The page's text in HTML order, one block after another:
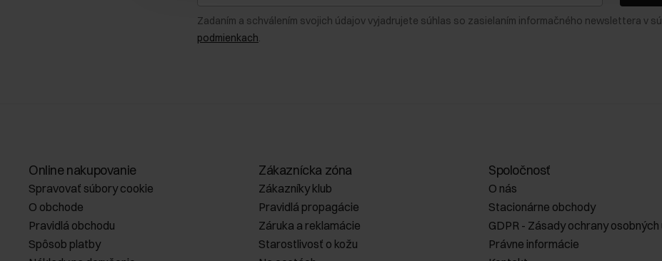
Zadaním a schválením svojich údajov vyjadrujete súhlas so zasielaním informačného newslettera v
podmienkach.
Online nakupovanie
Spravovať súbory cookie
O obchode
Pravidlá obchodu
Spôsob platby
Zákaznícka zóna
Zákazníky klub
Pravidlá propagácie
Záruka a reklamácie
Starostlivosť o kožu
Spoločnosť
O nás
Stacionárne obchody
GDPR - Zásady ochrany osobných
Právne informácie